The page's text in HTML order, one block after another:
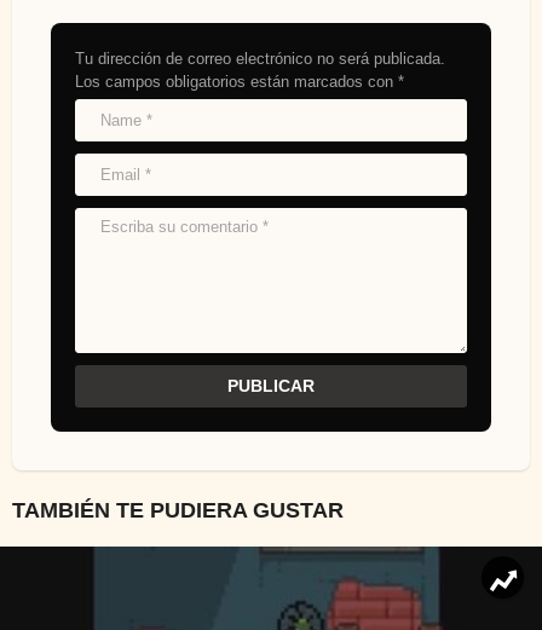
Tu dirección de correo electrónico no será publicada.
Los campos obligatorios están marcados con *
TAMBIÉN TE PUDIERA GUSTAR